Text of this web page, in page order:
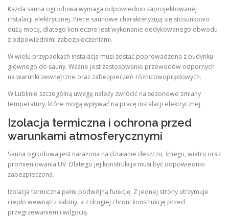
Każda sauna ogrodowa wymaga odpowiednio zaprojektowanej
instalacji elektrycznej. Piece saunowe charakteryzują się stosunkowo
dużą mocą, dlatego konieczne jest wykonanie dedykowanego obwodu
z odpowiednimi zabezpieczeniami.
W wielu przypadkach instalacja musi zostać poprowadzona z budynku
głównego do sauny. Ważne jest zastosowanie przewodów odpornych
na warunki zewnętrzne oraz zabezpieczeń różnicowoprądowych.
W Lublinie szczególną uwagę należy zwrócić na sezonowe zmiany
temperatury, które mogą wpływać na pracę instalacji elektrycznej.
Izolacja termiczna i ochrona przed
warunkami atmosferycznymi
Sauna ogrodowa jest narażona na działanie deszczu, śniegu, wiatru oraz
promieniowania UV. Dlatego jej konstrukcja musi być odpowiednio
zabezpieczona.
Izolacja termiczna pełni podwójną funkcję. Z jednej strony utrzymuje
ciepło wewnątrz kabiny, a z drugiej chroni konstrukcję przed
przegrzewaniem i wilgocią.